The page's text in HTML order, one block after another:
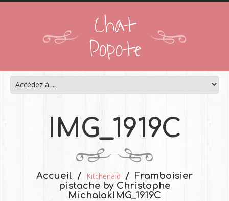
Chat
Popote
IMG_1919C
Accueil Kitchenaid
Framboisier
pistache by Christophe
MichalakIMG_1919C